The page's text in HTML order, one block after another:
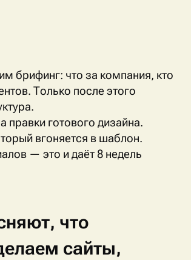
брифинг: что за компания, кто
Только после этого
правки готового дизайна.
вгоняется в шаблон.
— это и даёт 8 недель
что
сайты,